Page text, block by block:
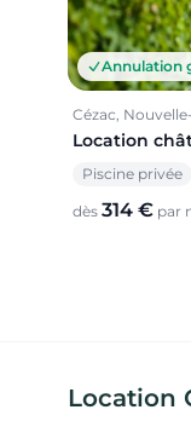
Annulation
Cézac,
Location
Piscine privée
dès 314 € par
Location